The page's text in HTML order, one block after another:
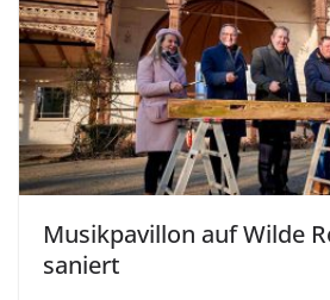
Musikpavillon auf Wilde
saniert